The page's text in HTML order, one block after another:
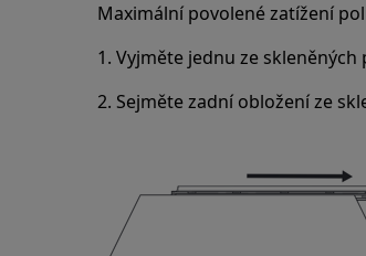
Maximální povolené zatížení
1. Vyjměte jednu ze skleněných
2. Sejměte zadní obložení ze